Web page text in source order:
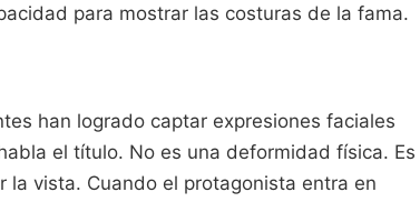
para mostrar las costuras de la fama.
han logrado captar expresiones faciales
el título. No es una deformidad física. Es
vista. Cuando el protagonista entra en